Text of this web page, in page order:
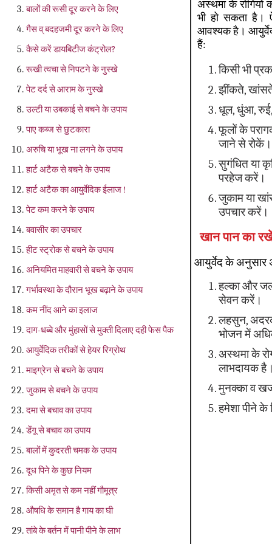
बालों की रूसी दूर करने के लिए
गैस व् बदहजमी दूर करने के लिए
कैसे करें डायबिटीज कंट्रोल?
रूखी त्वचा से निपटने के नुस्खे
पेट दर्द से आराम के नुस्खे
उल्टी या उबकाई से बचने के उपाय
पाए कब्ज से छुटकारा
अरुचि या भूख ना लगने के उपाय
हार्ट अटैक से बचने के उपाय
हार्ट अटैक का आयुर्वेदिक ईलाज !
पेट कम करने के उपाय
बवासीर का उपचार
हीट स्‍ट्रोक से बचने के उपाय
अनियमित माहवारी से बचने के उपाय
गर्भावस्‍था के दौरान भूख बढ़ाने के उपाय
कम नींद आने का इलाज
दाग-धब्‍बे और मुंहासों से मुक्‍ती दिलाए दही फेस पैक
आयुर्वेदिक तरीकों से हेयर रिग्रोथ
माइग्रेन से बचने के उपाय
जुकाम से बचने के उपाय
दमा से बचाव का उपाय
डेंगू से बचाव का उपाय
बालों में कुदरती चमक के उपाय
दूध पिने के कुछ नियम
किसी अमृत से कम नहीं गौमूत्र
औषधि के समान है गाय का घी
तांबे के बर्तन में पानी पीने के लाभ
अस्थमा के रोगियों
भी हो सकता है।
आवश्यक है।
हैं:
किसी भी
झींकते,
धूल, धुंआ, रुई,
फूलों के
जाने से रोकें।
सुगंधित या
परहेज करें।
जुकाम या
उपचार करें।
खान पान का
आयुर्वेद के अनुसार
हल्का और
सेवन करें।
लहसुन,
भोजन में
अस्थमा के
लाभदायक
मुनक्का व
हमेशा पीने के